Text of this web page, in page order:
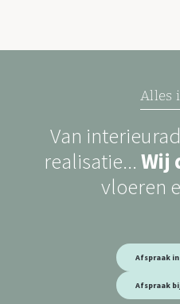
Alles
Van
realisatie... Wij
vloeren
Afspraak
Afspraak